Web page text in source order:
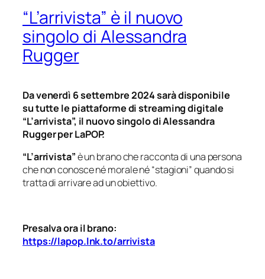
“L’arrivista” è il nuovo
singolo di Alessandra
Rugger
Da venerdì 6 settembre 2024 sarà disponibile
su tutte le piattaforme di streaming digitale
“L’arrivista”, il nuovo singolo di Alessandra
Rugger per LaPOP.
“L’arrivista”è un brano che racconta di una persona
che non conosce né morale né“stagioni”quando si
tratta di arrivare ad un obiettivo.
Presalva ora il brano:
https://lapop.lnk.to/arrivista